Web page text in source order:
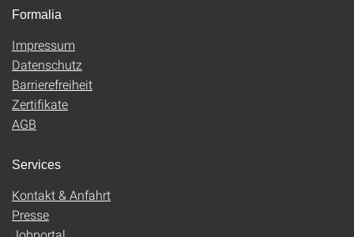
Formalia
Impressum
Datenschutz
Barrierefreiheit
Zertifikate
AGB
Services
Kontakt & Anfahrt
Presse